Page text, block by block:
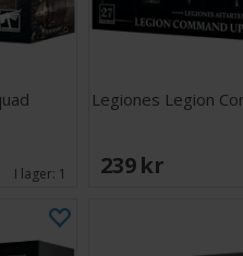
I lager: 1
Legiones Legion
239 SEK